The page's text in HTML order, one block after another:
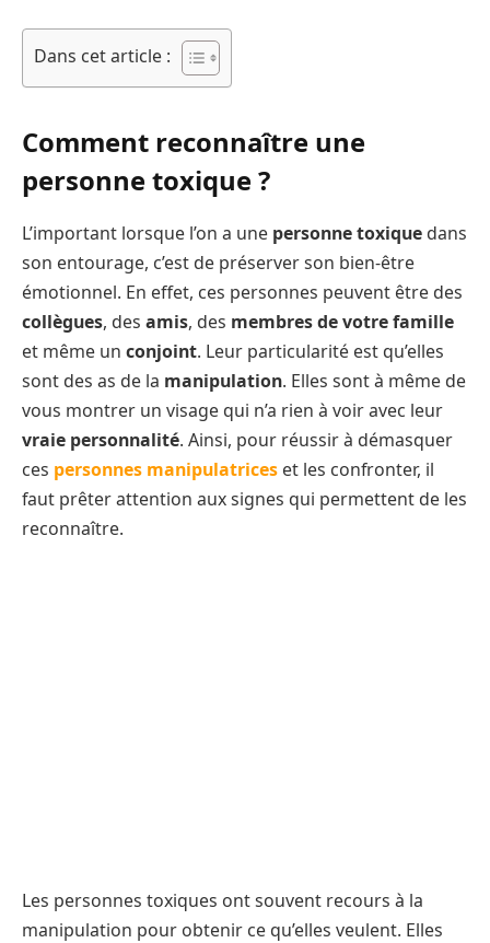
Dans cet article :
Comment reconnaître une
personne toxique ?
L’important lorsque l’on a une personne toxique dans
son entourage, c’est de préserver son bien-être
émotionnel. En effet, ces personnes peuvent être des
collègues, des amis, des membres de votre famille
et même un conjoint. Leur particularité est qu’elles
sont des as de la manipulation. Elles sont à même de
vous montrer un visage qui n’a rien à voir avec leur
vraie personnalité. Ainsi, pour réussir à démasquer
ces personnes manipulatrices et les confronter, il
faut prêter attention aux signes qui permettent de les
reconnaître.
Les personnes toxiques ont souvent recours à la
manipulation pour obtenir ce qu’elles veulent. Elles